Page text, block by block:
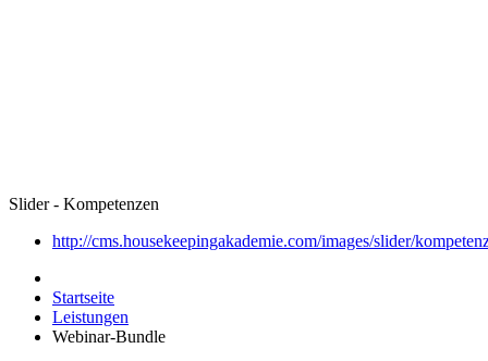
Slider - Kompetenzen
http://cms.housekeepingakademie.com/images/slider/
Startseite
Leistungen
Webinar-Bundle